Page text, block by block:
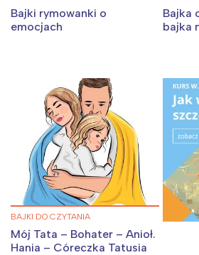
Bajki rymowanki o
emocjach
Bajka
bajka
BAJKI DO CZYTANIA
Mój Tata – Bohater – Anioł.
Hania – Córeczka Tatusia
Interesują mnie
Warszawa
Łódź
Trójmiasto
Poznań
Wrocław
Wybieram